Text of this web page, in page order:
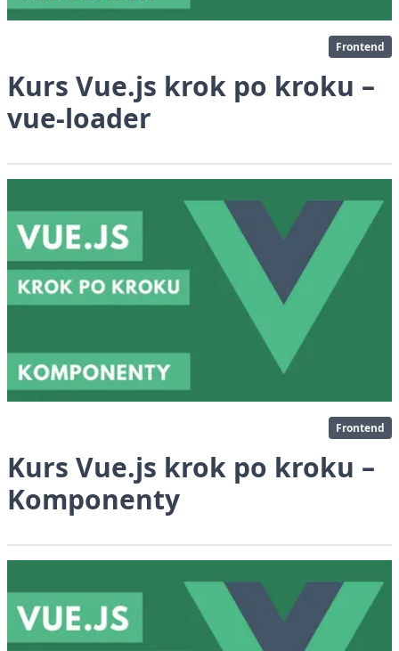
Frontend
Kurs Vue.js krok po kroku –
vue-loader
Frontend
Kurs Vue.js krok po kroku –
Komponenty